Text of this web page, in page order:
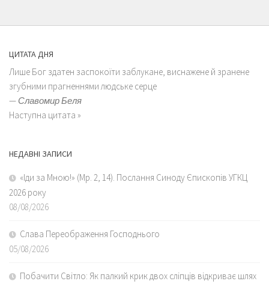
ЦИТАТА ДНЯ
Лише Бог здатен заспокоїти заблукане, виснажене й зранене
згубними прагненнями людське серце
— Славомир Беля
Наступна цитата »
НЕДАВНІ ЗАПИСИ
«Іди за Мною!» (Мр. 2, 14). Послання Синоду Єпископів УГКЦ
2026 року
08/08/2026
Слава Переображення Господнього
05/08/2026
Побачити Світло: Як палкий крик двох сліпців відкриває шлях